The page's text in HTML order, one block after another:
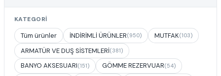
KATEGORI
Tüm ürünler İNDİRİMLİ ÜRÜNLER(950) MUTFAK(103)
ARMATÜR VE DUŞ SİSTEMLERİ(381)
BANYO AKSESUARI(151) GÖMME REZERVUAR(54)